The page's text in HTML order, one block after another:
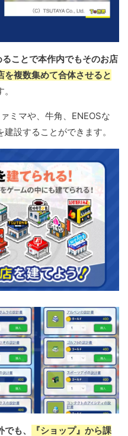
ことで本作内でもそのお店
を複数集めて合体させると
ミマや、牛角、ENEOSな
設することができます。
も、
『ショップ』から課